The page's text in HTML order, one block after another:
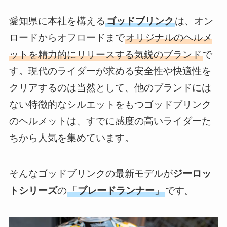
愛知県に本社を構えるゴッドブリンクは、オン
ロードからオフロードまでオリジナルのヘルメ
ットを精力的にリリースする気鋭のブランドで
す。現代のライダーが求める安全性や快適性を
クリアするのは当然として、他のブランドには
ない特徴的なシルエットをもつゴッドブリンク
のヘルメットは、すでに感度の高いライダーた
ちから人気を集めています。
そんなゴッドブリンクの最新モデルがジーロッ
トシリーズの「ブレードランナー」です。